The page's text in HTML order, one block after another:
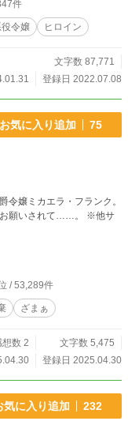
件
令嬢 ヒロイン
文字数 87,771
登録日 2022.07.08
お気に入り追加 75
令嬢ミカエラ・フランク。
お願いされて……。 ※他サ
/ 53,289件
ざまぁ
想数 2
文字数 5,475
登録日 2025.04.30
気に入り追加 232